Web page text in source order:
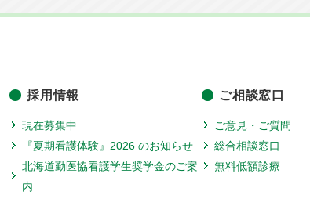
採用情報
現在募集中
『夏期看護体験』2026 のお知らせ
北海道勤医協看護学生奨学金のご案
内
ご相談窓口
ご意見・ご質問
総合相談窓口
無料低額診療